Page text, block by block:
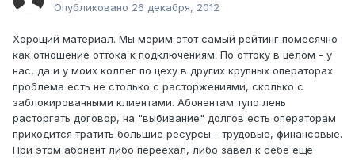
Опубликовано 26 декабря, 2012
Хорощий материал. Мы мерим этот самый рейтинг помесячно
как отношение оттока к подключениям. По оттоку в целом - у
нас, да и у моих коллег по цеху в других крупных операторах
проблема есть не столько с расторжениями, сколько с
заблокированными клиентами. Абонентам тупо лень
расторгать договор, на "выбивание" долгов есть операторам
приходится тратить большие ресурсы - трудовые, финансовые.
При этом абонент либо переехал, либо завел к себе еще